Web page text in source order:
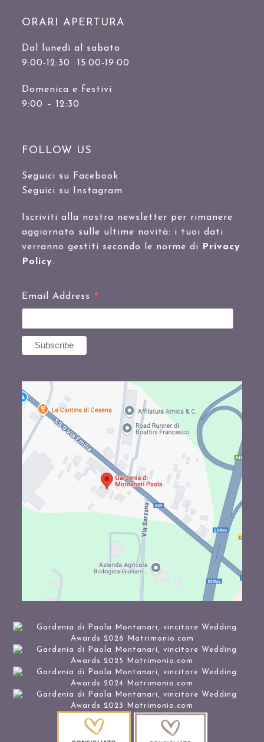
ORARI APERTURA
Dal lunedì al sabato
9:00-12:30 15:00-19:00
Domenica e festivi
9:00 – 12:30
FOLLOW US
Seguici su Facebook
Seguici su Instagram
Iscriviti alla nostra newsletter per rimanere
aggiornato sulle ultime novità: i tuoi dati
verranno gestiti secondo le norme di Privacy
Policy.
Email Address *